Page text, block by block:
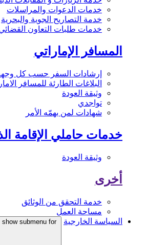
خدمات الدعوات والمراسلات
خدمة التصاريح الجوية والبحرية
خدمات طلبات التعاون
المسافر الإماراتي
إرشادات السفر حسب كل
البلاغات الطارئة للمسافر
وثيقة العودة
تواجدي
شهادات لمن يهمّه الأمر
خدمات حاملي الإقامة
وثيقة العودة
أخرى
خدمة التحقق من الوثائق
مساحة العمل
السياسة الخارجية
show submenu for السياسة الخارجية